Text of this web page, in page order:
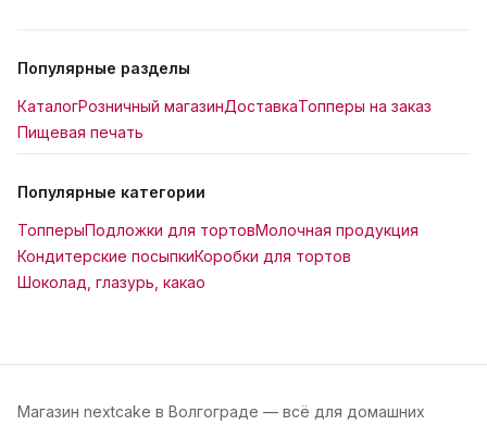
Популярные разделы
КаталогРозничный магазинДоставкаТопперы на заказ
Пищевая печать
Популярные категории
ТопперыПодложки для тортовМолочная продукция
Кондитерские посыпкиКоробки для тортов
Шоколад, глазурь, какао
Магазин nextcake в Волгограде — всё для домашних